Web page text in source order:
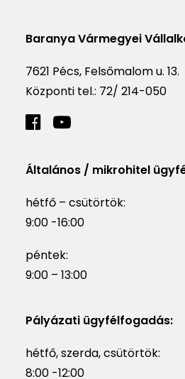
Baranya Vármegyei
7621 Pécs, Felsőmalom u. 13.
Központi tel.: 72/ 214-050
Általános / mikrohitel
hétfő – csütörtök:
9:00 -16:00
péntek:
9:00 – 13:00
Pályázati ügyfélfogadás:
hétfő, szerda, csütörtök:
8:00 -12:00